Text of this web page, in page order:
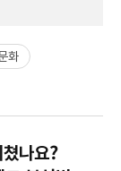
화
나요?